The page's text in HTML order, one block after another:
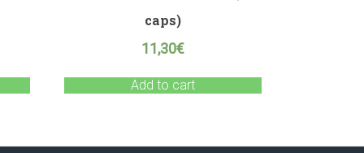
caps)
11,30€
Add to cart